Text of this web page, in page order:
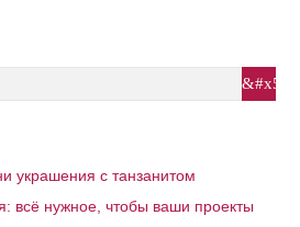
украшения с танзанитом
всё нужное, чтобы ваши проекты